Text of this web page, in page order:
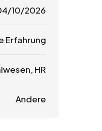
10/2026
Erfahrung
HR
Andere